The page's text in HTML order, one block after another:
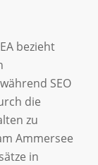
bezieht
SEO
die
zu
Ammersee
in